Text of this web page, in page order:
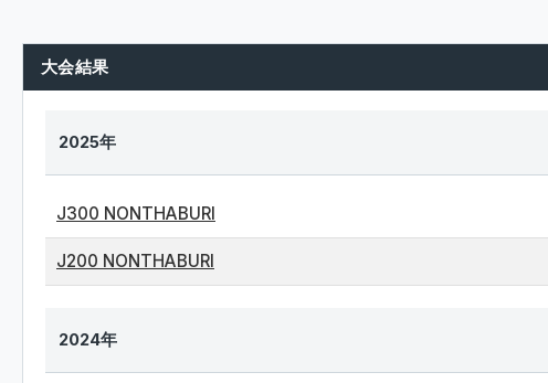
大会結果
2025年
J300 NONTHABURI
J200 NONTHABURI
2024年